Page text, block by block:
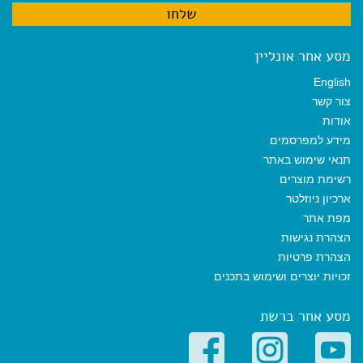
מסע אחר אונליין
English
צור קשר
אודות
מידע למפרסמים
תנאי שימוש באתר
רשימת מוצרים
ארכיון ניוזלטר
מפת אתר
הצהרת נגישות
הצהרת פרטיות
זכויות יוצרים ושימוש בתכנים
מסע אחר ברשת